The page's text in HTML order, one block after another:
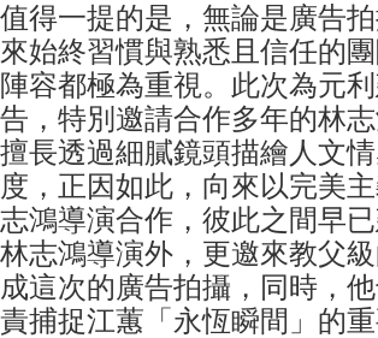
值得一提的是，無論是廣告
來始終習慣與熟悉且信任的
陣容都極為重視。此次為元
告，特別邀請合作多年的林
擅長透過細膩鏡頭描繪人文
度，正因如此，向來以完美
志鴻導演合作，彼此之間早
林志鴻導演外，更邀來教父
成這次的廣告拍攝，同時，
責捕捉江蕙「永恆瞬間」的重